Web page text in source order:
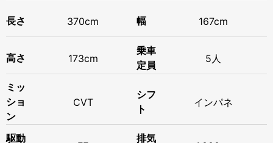
長さ 370cm 幅 167cm
高さ 173cm
乗車
定員
5人
ミッ
ショ
ン
CVT
シフ
ト
インパネ
駆動 排気